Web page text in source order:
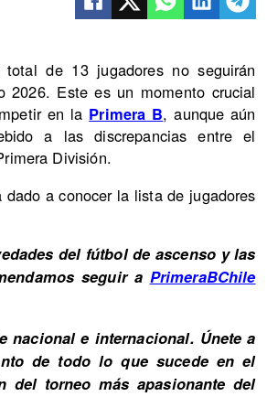
de 13 jugadores no seguirán
2026. Este es un momento crucial
en la Primera B, aunque aún
a las discrepancias entre el
División.
a conocer la lista de jugadores
del fútbol de ascenso y las
seguir a PrimeraBChile
nacional e internacional. Únete a
de todo lo que sucede en el
del torneo más apasionante del